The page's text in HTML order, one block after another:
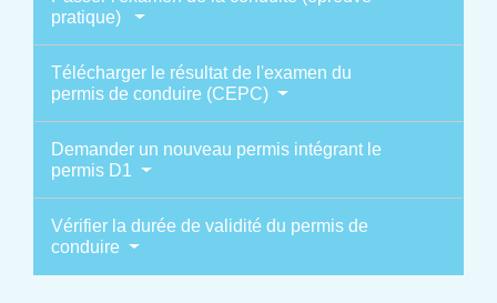
pratique)
Télécharger le résultat de l'examen du
permis de conduire (CEPC)
Demander un nouveau permis intégrant le
permis D1
Vérifier la durée de validité du permis de
conduire